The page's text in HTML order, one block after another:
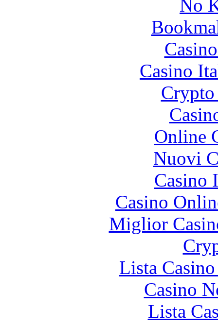
No
Casino
Online
Nuovi
Casino
Casino
Miglior
Lista
Casino
Lista